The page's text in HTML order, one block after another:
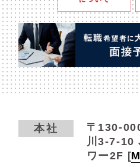
本社 〒130-
川3-7-10
ワー2F [